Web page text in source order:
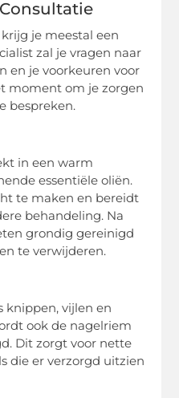
je meestal een
zal je vragen naar
en je voorkeuren voor
moment om je zorgen
bespreken.
in een warm
essentiële oliën.
te maken en bereidt
behandeling. Na
grondig gereinigd
te verwijderen.
knippen, vijlen en
ook de nagelriem
Dit zorgt voor nette
die er verzorgd uitzien